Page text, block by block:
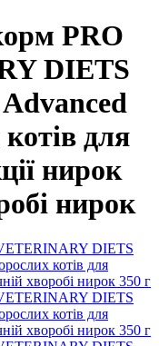
PRO
DIETS
для
нирок
нирок